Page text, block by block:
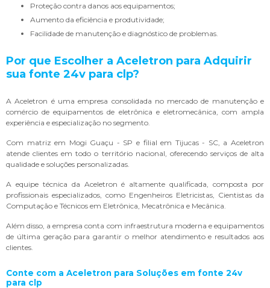
Proteção contra danos aos equipamentos;
Aumento da eficiência e produtividade;
Facilidade de manutenção e diagnóstico de problemas.
Por que Escolher a Aceletron para Adquirir
sua fonte 24v para clp?
A Aceletron é uma empresa consolidada no mercado de manutenção e
comércio de equipamentos de eletrônica e eletromecânica, com ampla
experiência e especialização no segmento.
Com matriz em Mogi Guaçu - SP e filial em Tijucas - SC, a Aceletron
atende clientes em todo o território nacional, oferecendo serviços de alta
qualidade e soluções personalizadas.
A equipe técnica da Aceletron é altamente qualificada, composta por
profissionais especializados, como Engenheiros Eletricistas, Cientistas da
Computação e Técnicos em Eletrônica, Mecatrônica e Mecânica.
Além disso, a empresa conta com infraestrutura moderna e equipamentos
de última geração para garantir o melhor atendimento e resultados aos
clientes.
Conte com a Aceletron para Soluções em fonte 24v
para clp